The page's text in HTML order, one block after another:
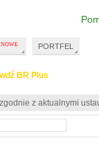
BR Plus
z aktualnymi
PORTFEL